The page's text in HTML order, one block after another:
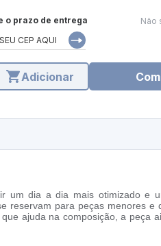
o prazo de entrega
Não
Adicionar
um dia a dia mais otimizado e
para peças menores
ajuda na composição, a peça